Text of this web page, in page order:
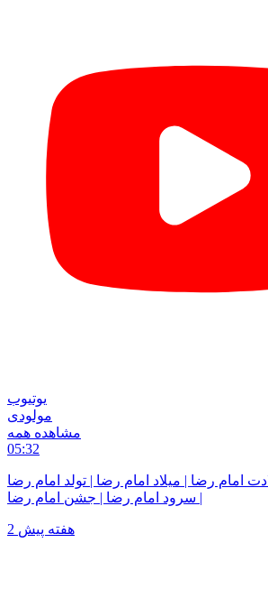
یوتیوب
مولودی
مشاهده همه
05:32
امام رضا | میلاد امام رضا | تولد امام رضا
| سرود امام رضا | جشن امام رضا
2 هفته پیش